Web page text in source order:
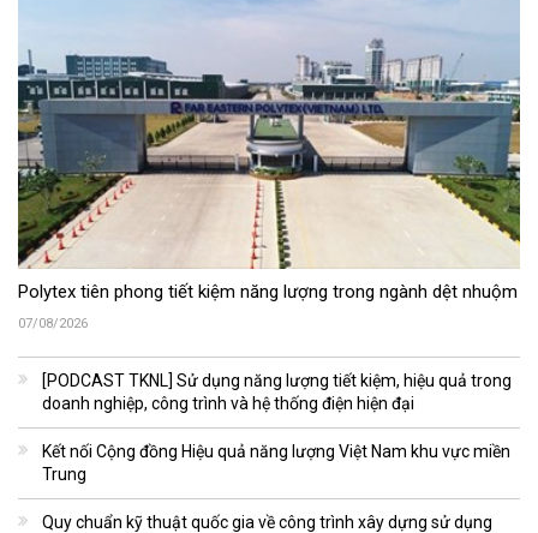
Polytex tiên phong tiết kiệm năng lượng trong ngành dệt nhuộm
07/08/2026
[PODCAST TKNL] Sử dụng năng lượng tiết kiệm, hiệu quả trong
doanh nghiệp, công trình và hệ thống điện hiện đại
Kết nối Cộng đồng Hiệu quả năng lượng Việt Nam khu vực miền
Trung
Quy chuẩn kỹ thuật quốc gia về công trình xây dựng sử dụng